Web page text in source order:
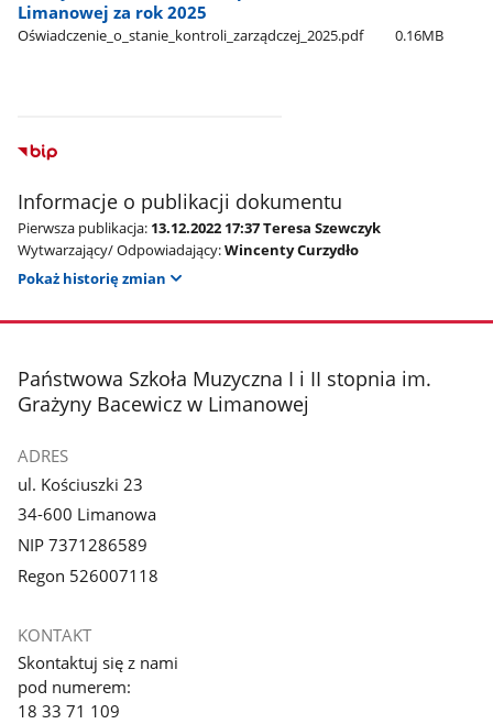
Limanowej za rok 2025
Oświadczenie​_o​_stanie​_kontroli​_zarządczej​_2025.pdf 0.16MB
Informacje o publikacji dokumentu
Pierwsza publikacja: 13.12.2022 17:37 Teresa Szewczyk
Wytwarzający/ Odpowiadający:Wincenty Curzydło
Pokaż historię zmian
stopka
Państwowa Szkoła Muzyczna I i II stopnia im.
Grażyny Bacewicz w Limanowej
ADRES
ul. Kościuszki 23
34-600 Limanowa
NIP 7371286589
Regon 526007118
KONTAKT
Skontaktuj się z nami
pod numerem:
18 33 71 109